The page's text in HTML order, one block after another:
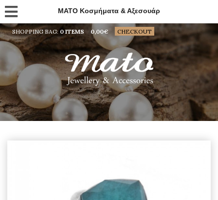
MATO Κοσμήματα & Αξεσουάρ
SHOPPING BAG: 0 ITEMS 0,00€ CHECKOUT